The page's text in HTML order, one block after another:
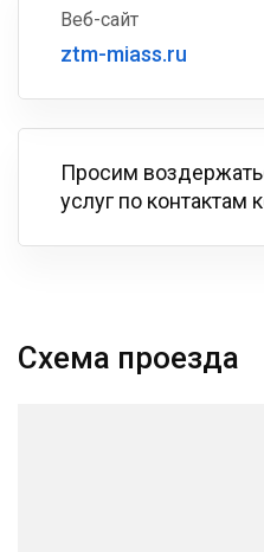
Веб-сайт
ztm-miass.ru
Просим
услуг по контактам
Схема проезда